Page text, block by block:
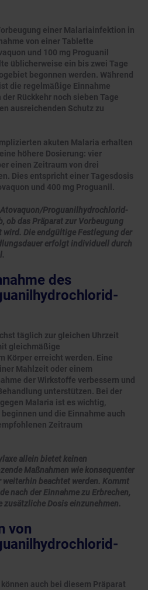
einer Malariainfektion in
von einer Tablette
und 100 mg Proguanil
üblicherweise ein bis zwei Tage
begonnen werden. Während
die regelmäßige Einnahme
Rückkehr noch sieben Tage
ausreichenden Schutz zu
akuten Malaria erhalten
höhere Dosierung: vier
einen Zeitraum von drei
Dies entspricht einer Tagesdosis
und 400 mg Proguanil.
Proguanilhydrochlorid-
ob das Präparat zur Vorbeugung
wird. Die endgültige Festlegung der
erfolgt individuell durch
des
täglich zur gleichen Uhrzeit
gleichmäßige
Körper erreicht werden. Eine
Mahlzeit oder einem
der Wirkstoffe verbessern und
unterstützen. Bei der
Malaria ist es wichtig,
und die Einnahme auch
Zeitraum
allein bietet keinen
Maßnahmen wie konsequenter
beachtet werden. Kommt
nach der Einnahme zu Erbrechen,
zusätzliche Dosis einzunehmen.
von
auch bei diesem Präparat